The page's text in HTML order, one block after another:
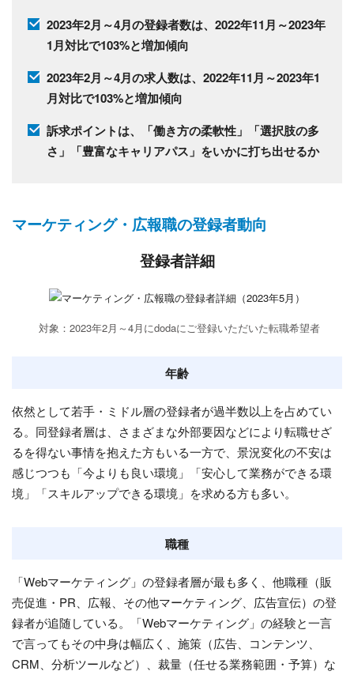
2023年2月～4月の登録者数は、2022年11月～2023年
1月対比で103%と増加傾向
2023年2月～4月の求人数は、2022年11月～2023年1
月対比で103%と増加傾向
訴求ポイントは、「働き方の柔軟性」「選択肢の多
さ」「豊富なキャリアパス」をいかに打ち出せるか
マーケティング・広報職の登録者動向
登録者詳細
対象：2023年2月～4月にdodaにご登録いただいた転職希望者
年齢
依然として若手・ミドル層の登録者が過半数以上を占めてい
る。同登録者層は、さまざまな外部要因などにより転職せざ
るを得ない事情を抱えた方もいる一方で、景況変化の不安は
感じつつも「今よりも良い環境」「安心して業務ができる環
境」「スキルアップできる環境」を求める方も多い。
職種
「Webマーケティング」の登録者層が最も多く、他職種（販
売促進・PR、広報、その他マーケティング、広告宣伝）の登
録者が追随している。「Webマーケティング」の経験と一言
で言ってもその中身は幅広く、施策（広告、コンテンツ、
CRM、分析ツールなど）、裁量（任せる業務範囲・予算）な